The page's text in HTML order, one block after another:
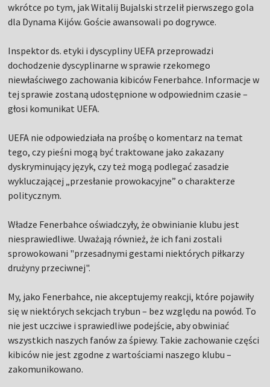
wkrótce po tym, jak Witalij Bujalski strzelił pierwszego gola
dla Dynama Kijów. Goście awansowali po dogrywce.
Inspektor ds. etyki i dyscypliny UEFA przeprowadzi
dochodzenie dyscyplinarne w sprawie rzekomego
niewłaściwego zachowania kibiców Fenerbahce. Informacje w
tej sprawie zostaną udostępnione w odpowiednim czasie –
głosi komunikat UEFA.
UEFA nie odpowiedziała na prośbę o komentarz na temat
tego, czy pieśni mogą być traktowane jako zakazany
dyskryminujący język, czy też mogą podlegać zasadzie
wykluczającej „przesłanie prowokacyjne” o charakterze
politycznym.
Władze Fenerbahce oświadczyły, że obwinianie klubu jest
niesprawiedliwe. Uważają również, że ich fani zostali
sprowokowani "przesadnymi gestami niektórych piłkarzy
drużyny przeciwnej".
My, jako Fenerbahce, nie akceptujemy reakcji, które pojawiły
się w niektórych sekcjach trybun – bez względu na powód. To
nie jest uczciwe i sprawiedliwe podejście, aby obwiniać
wszystkich naszych fanów za śpiewy. Takie zachowanie części
kibiców nie jest zgodne z wartościami naszego klubu –
zakomunikowano.